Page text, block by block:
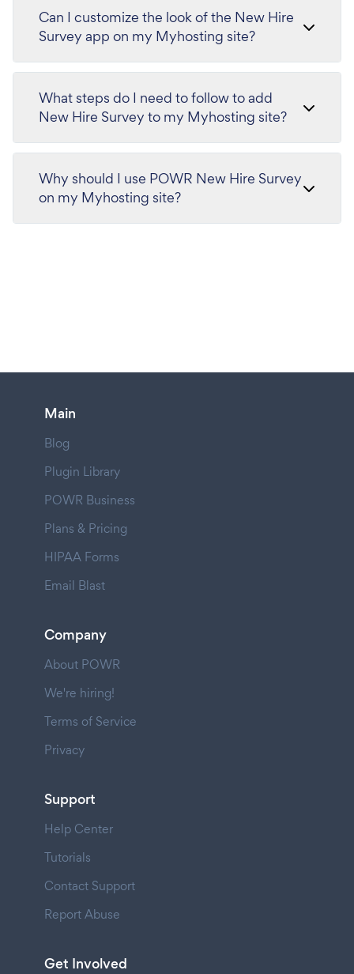
Can I customize the look of the New Hire
Survey app on my Myhosting site?
What steps do I need to follow to add
New Hire Survey to my Myhosting site?
Why should I use POWR New Hire Survey
on my Myhosting site?
Main
Blog
Plugin Library
POWR Business
Plans & Pricing
HIPAA Forms
Email Blast
Company
About POWR
We're hiring!
Terms of Service
Privacy
Support
Help Center
Tutorials
Contact Support
Report Abuse
Get Involved